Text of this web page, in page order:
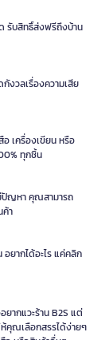
รับสิทธิ์ส่งฟรีถึงบ้าน
งวลเรื่องความเสีย
เครื่องเขียน หรือ
ทุกชิ้น
ปัญหา คุณสามารถ
ค้า
ยากได้อะไร แค่คลิก
ากแวะร้าน B2S แต่
ห้คุณเลือกสรรได้ง่ายๆ